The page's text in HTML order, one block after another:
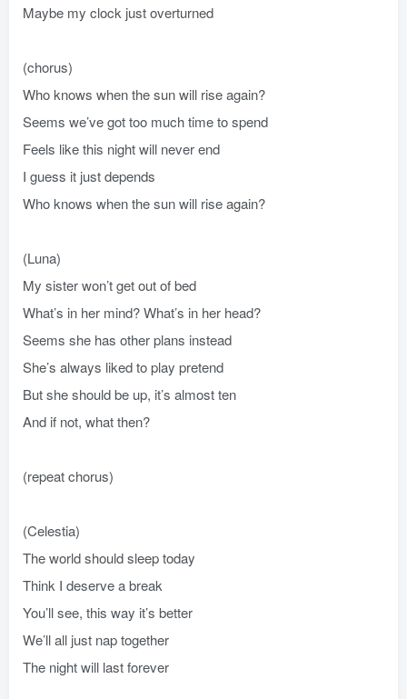
Maybe my clock just overturned
(chorus)
Who knows when the sun will rise again?
Seems we’ve got too much time to spend
Feels like this night will never end
I guess it just depends
Who knows when the sun will rise again?
(Luna)
My sister won’t get out of bed
What’s in her mind? What’s in her head?
Seems she has other plans instead
She’s always liked to play pretend
But she should be up, it’s almost ten
And if not, what then?
(repeat chorus)
(Celestia)
The world should sleep today
Think I deserve a break
You’ll see, this way it’s better
We’ll all just nap together
The night will last forever